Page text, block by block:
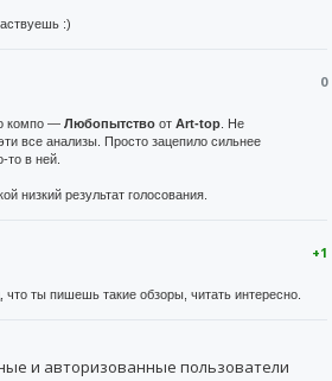
:)
0
компо — Любопытство от Art-top . Не
все анализы. Просто зацепило сильнее
то в ней.
низкий результат голосования.
+1
ты пишешь такие обзоры, читать интересно.
и авторизованные пользователи